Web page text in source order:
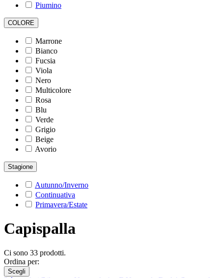
Piumino
COLORE
Marrone
Bianco
Fucsia
Viola
Nero
Multicolore
Rosa
Blu
Verde
Grigio
Beige
Avorio
Stagione
Autunno/Inverno
Continuativa
Primavera/Estate
Capispalla
Ci sono 33 prodotti.
Ordina per:
Scegli